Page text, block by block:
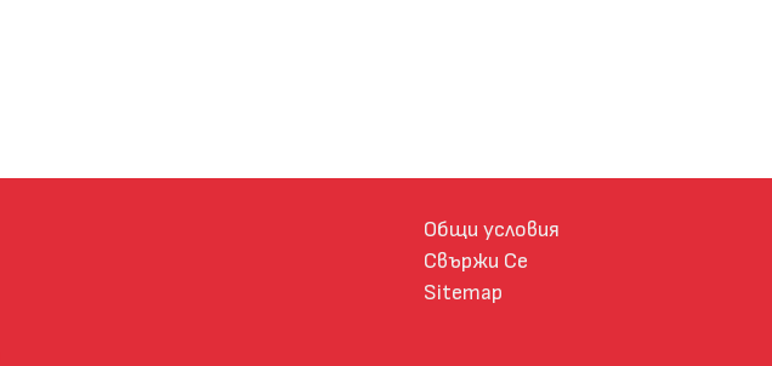
Общи условия
Свържи Се
Sitemap